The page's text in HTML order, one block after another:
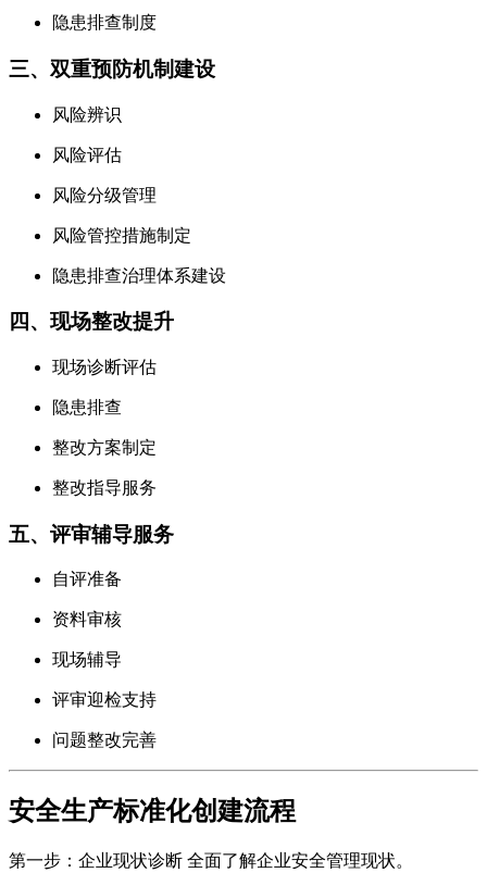
隐患排查制度
三、双重预防机制建设
风险辨识
风险评估
风险分级管理
风险管控措施制定
隐患排查治理体系建设
四、现场整改提升
现场诊断评估
隐患排查
整改方案制定
整改指导服务
五、评审辅导服务
自评准备
资料审核
现场辅导
评审迎检支持
问题整改完善
安全生产标准化创建流程
第一步：企业现状诊断 全面了解企业安全管理现状。